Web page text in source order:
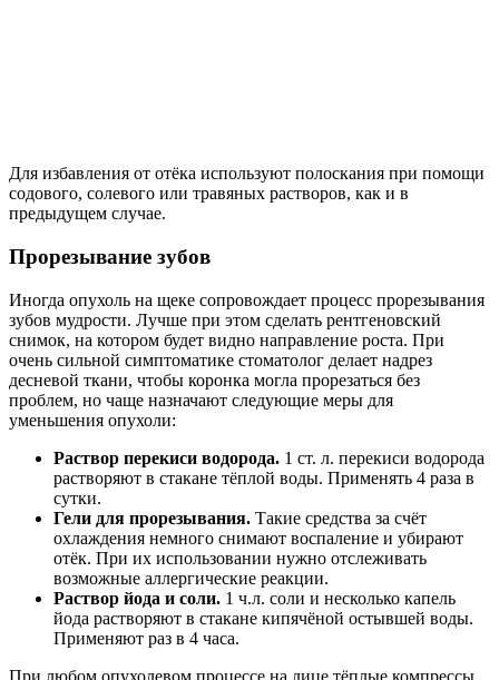
Для избавления от отёка используют полоскания при помощи
содового, солевого или травяных растворов, как и в
предыдущем случае.
Прорезывание зубов
Иногда опухоль на щеке сопровождает процесс прорезывания
зубов мудрости. Лучше при этом сделать рентгеновский
снимок, на котором будет видно направление роста. При
очень сильной симптоматике стоматолог делает надрез
десневой ткани, чтобы коронка могла прорезаться без
проблем, но чаще назначают следующие меры для
уменьшения опухоли:
Раствор перекиси водорода. 1 ст. л. перекиси водорода
растворяют в стакане тёплой воды. Применять 4 раза в
сутки.
Гели для прорезывания. Такие средства за счёт
охлаждения немного снимают воспаление и убирают
отёк. При их использовании нужно отслеживать
возможные аллергические реакции.
Раствор йода и соли. 1 ч.л. соли и несколько капель
йода растворяют в стакане кипячёной остывшей воды.
Применяют раз в 4 часа.
При любом опухолевом процессе на лице тёплые компрессы